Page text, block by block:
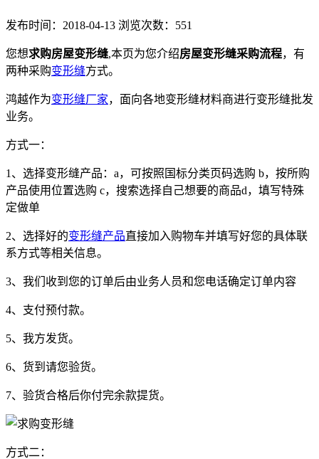
发布时间：2018-04-13 浏览次数：551
您想求购房屋变形缝,本页为您介绍房屋变形缝采购流程，有
两种采购变形缝方式。
鸿越作为变形缝厂家，面向各地变形缝材料商进行变形缝批发
业务。
方式一：
1、选择变形缝产品：a，可按照国标分类页码选购 b，按所购
产品使用位置选购 c，搜索选择自己想要的商品d，填写特殊
定做单
2、选择好的变形缝产品直接加入购物车并填写好您的具体联
系方式等相关信息。
3、我们收到您的订单后由业务人员和您电话确定订单内容
4、支付预付款。
5、我方发货。
6、货到请您验货。
7、验货合格后你付完余款提货。
方式二：